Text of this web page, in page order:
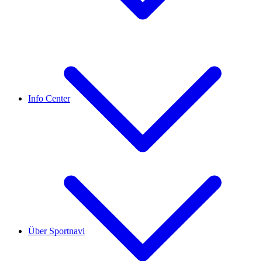
Über Sportnavi
Info Center